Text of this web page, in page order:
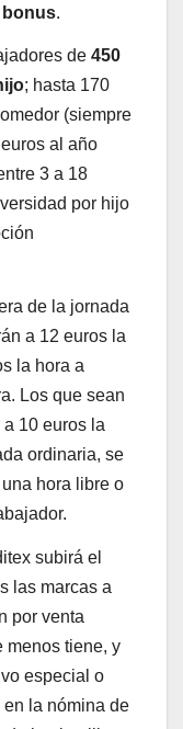
.
de 450
; hasta 170
(siempre
al año
3 a 18
por hijo
de la jornada
a 12 euros la
la hora a
Los que sean
10 euros la
ordinaria, se
hora libre o
subirá el
las marcas a
por venta
menos tiene, y
especial o
la nómina de